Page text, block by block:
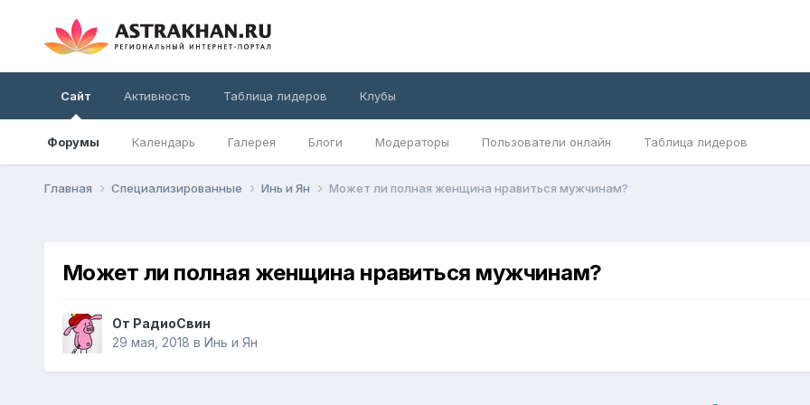
Сайт
Форумы Календарь Галерея Блоги Модераторы Пользователи онлайн Таблица лидеров
Активность Таблица лидеров Клубы
Главная Специализированные Инь и Ян Может ли полная женщина нравиться мужчинам?
Может ли полная женщина нравиться мужчинам?
От РадиоСвин
29 мая, 2018 в Инь и Ян